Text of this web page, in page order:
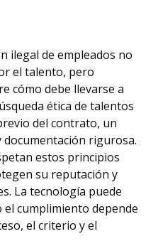
ilegal de empleados no
el talento, pero
cómo debe llevarse a
ética de talentos
del contrato, un
documentación rigurosa.
estos principios
su reputación y
La tecnología puede
cumplimiento depende
el criterio y el